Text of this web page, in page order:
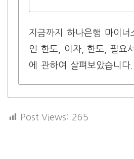
지금까지 하나은행 마이
인 한도, 이자, 한도, 필요
에 관하여 살펴보았습니다.
Post Views: 265